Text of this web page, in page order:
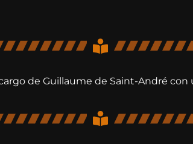
de Guillaume de Saint-André